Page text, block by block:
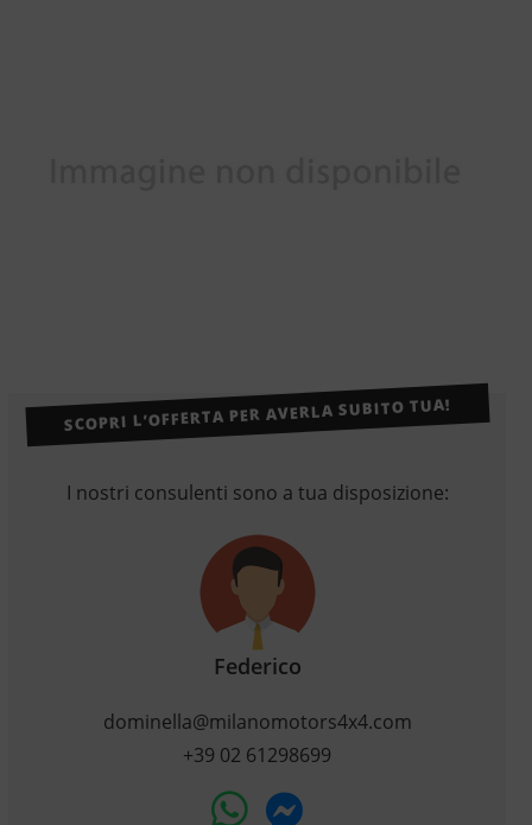
SCOPRI L’OFFERTA PER AVERLA SUBITO TUA!
I nostri consulenti sono a tua disposizione:
Federico
dominella@milanomotors4x4.com
+39 02 61298699